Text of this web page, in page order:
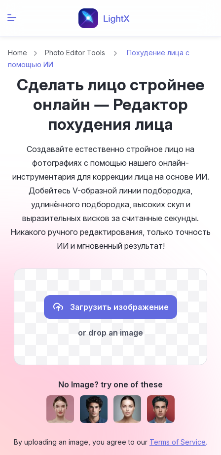
Home Photo Editor Tools
Похудение лица с
помощью ИИ
Сделать лицо стройнее
онлайн — Редактор
похудения лица
Создавайте естественно стройное лицо на
фотографиях с помощью нашего онлайн-
инструментария для коррекции лица на основе ИИ.
Добейтесь V-образной линии подбородка,
удлинённого подбородка, высоких скул и
выразительных висков за считанные секунды.
Никакого ручного редактирования, только точность
ИИ и мгновенный результат!
Загрузить изображение
or drop an image
No Image? try one of these
By uploading an image, you agree to our Terms of Service.